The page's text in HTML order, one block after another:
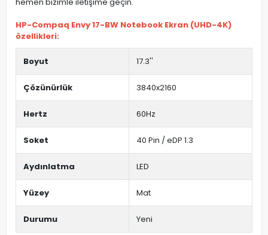
HP-Compaq Envy 17-BW Notebook Ekran (UHD-4K)
özellikleri:
Boyut 17.3''
Çözünürlük 3840x2160
Hertz 60Hz
Soket 40 Pin / eDP 1.3
Aydınlatma LED
Yüzey Mat
Durumu Yeni